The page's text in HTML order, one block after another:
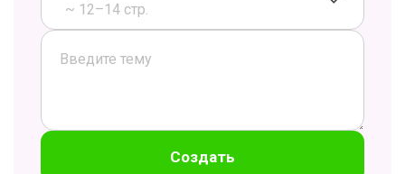
~ 12–14 стр.
Создать